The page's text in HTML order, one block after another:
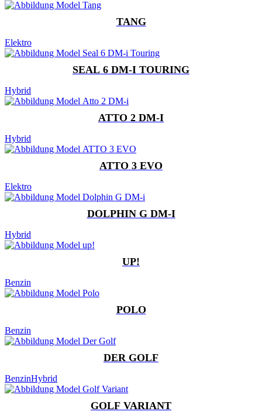
TANG
Elektro
SEAL 6 DM-I TOURING
Hybrid
ATTO 2 DM-I
Hybrid
ATTO 3 EVO
Elektro
DOLPHIN G DM-I
Hybrid
UP!
Benzin
POLO
Benzin
DER GOLF
BenzinHybrid
GOLF VARIANT